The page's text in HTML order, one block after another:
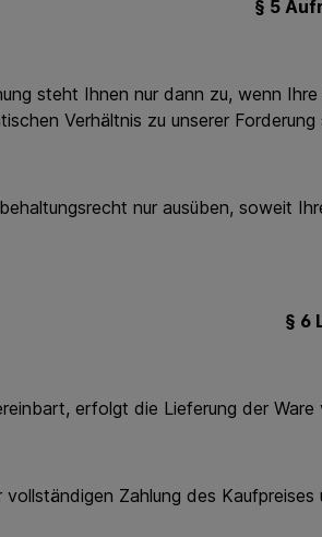
§ 5
Ihnen nur dann zu, wenn Ihre
Verhältnis zu unserer Forderung
nur ausüben, soweit Ihre
§ 6
erfolgt die Lieferung der Ware
Zahlung des Kaufpreises